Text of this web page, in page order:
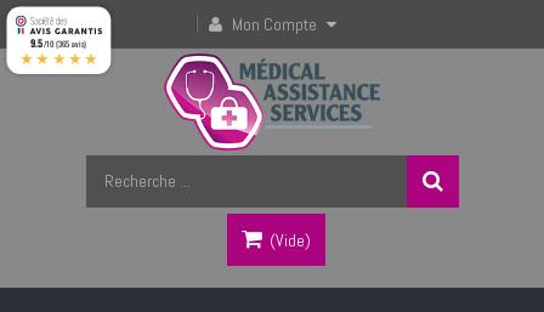
Mon Compte
(vide)
9.5/10 (365 avis)
★★★★★